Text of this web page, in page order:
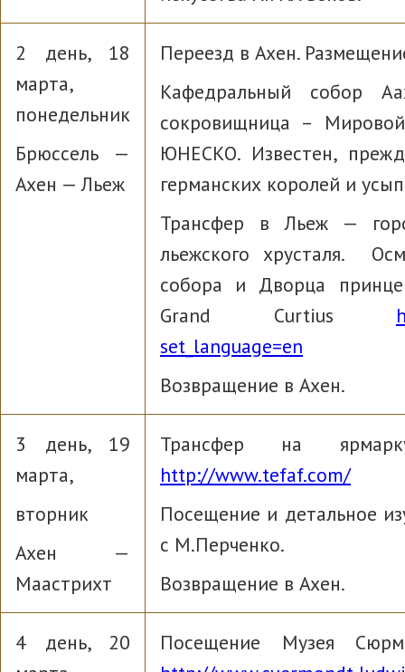
2 день, 18
марта,
понедельник
Брюссель —
Ахен — Льеж
Переезд в Ахен.
Кафедральный собор
сокровищница – Мировой
ЮНЕСКО. Известен,
германских королей и
Трансфер в Льеж —
льежского хрусталя.
собора и Дворца
Grand Curtius
set_language=en
Возвращение в Ахен.
3 день, 19
марта,
вторник
Ахен —
Маастрихт
Трансфер на
http://www.tefaf.com/
Посещение и детальное
с М.Перченко.
Возвращение в Ахен.
4 день, 20
Посещение Музея